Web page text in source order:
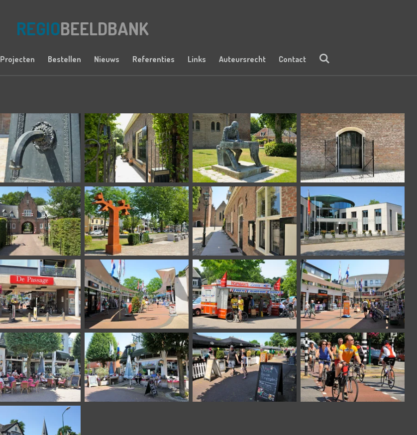
REGIOBEELDBANK
Projecten Bestellen Nieuws Referenties Links Auteursrecht Contact